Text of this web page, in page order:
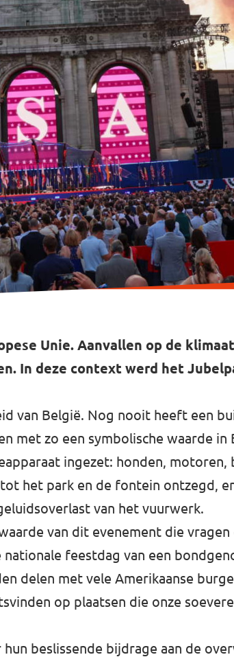
Unie. Aanvallen op de
In deze context werd het
van België. Nog nooit heeft een
met zo een symbolische waarde in
ingezet: honden, motoren,
het park en de fontein ontzegd,
van het vuurwerk.
van dit evenement die
feestdag van een
delen met vele Amerikaanse
op plaatsen die onze
beslissende bijdrage aan de